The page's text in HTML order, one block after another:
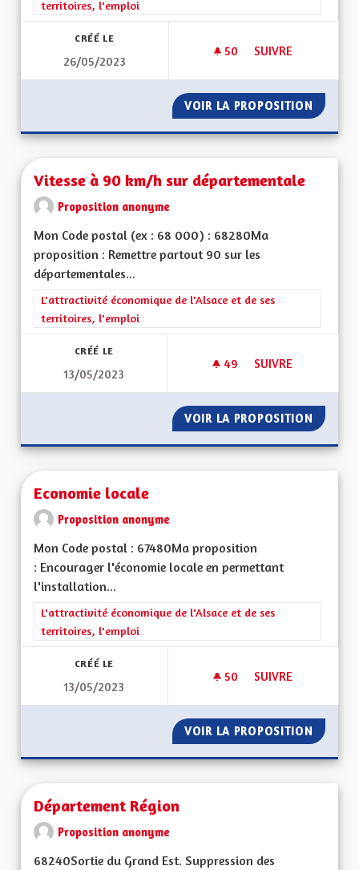
territoires, l'emploi
CRÉÉ LE
26/05/2023
50 50 ABONNÉS
SUIVRE
VOIR LA PROPOSITION
Vitesse à 90 km/h sur départementale
Proposition anonyme
Mon Code postal (ex : 68 000) : 68280Ma
proposition : Remettre partout 90 sur les
départementales...
Filtrer les résultats de la catégorie : L'attractivité
L'attractivité économique de l'Alsace et de ses
territoires, l'emploi
CRÉÉ LE
13/05/2023
49 49 ABONNÉS
SUIVRE
VOIR LA PROPOSITION
Economie locale
Proposition anonyme
Mon Code postal : 67480Ma proposition
: Encourager l'économie locale en permettant
l'installation...
Filtrer les résultats de la catégorie : L'attractivité
L'attractivité économique de l'Alsace et de ses
territoires, l'emploi
CRÉÉ LE
13/05/2023
50 50 ABONNÉS
SUIVRE
VOIR LA PROPOSITION
Département Région
Proposition anonyme
68240Sortie du Grand Est. Suppression des